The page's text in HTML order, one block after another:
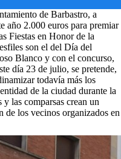
de Barbastro, a
año 2.000 euros para premiar
Fiestas en Honor de la
son el del Día del
Blanco y con el concurso,
día 23 de julio, se pretende,
todavía más los
de la ciudad durante la
las comparsas crean un
de los vecinos organizados en